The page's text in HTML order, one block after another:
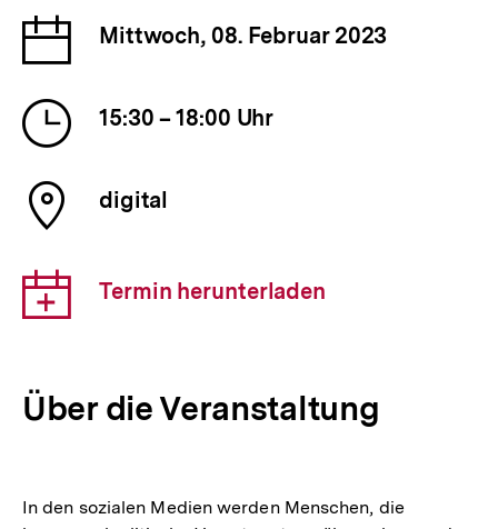
Datum
der
Veranstaltung
Mittwoch, 08. Februar 2023
Uhrzeit
der
Veranstaltung
15:30 – 18:00 Uhr
Ort
der
digital
Download-
Link:
Termin herunterladen
Über die Veranstaltung
In den sozialen Medien werden Menschen, die